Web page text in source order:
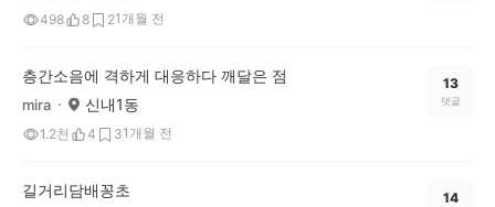
498 8 21개월 전
층간소음에 격하게 대응하다 깨달은 점
mira 신내1동
1.2천 4 31개월 전
13
댓글
길거리담배꽁초 14